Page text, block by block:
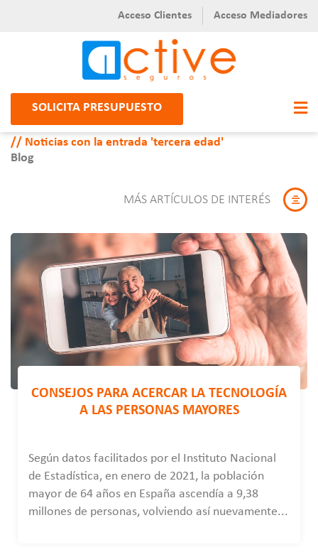
Acceso Clientes Acceso Mediadores
SOLICITA PRESUPUESTO
Noticias con la entrada 'tercera edad'
Blog
MÁS ARTÍCULOS DE INTERÉS
CONSEJOS PARA ACERCAR LA TECNOLOGÍA
A LAS PERSONAS MAYORES
Según datos facilitados por el Instituto Nacional
de Estadística, en enero de 2021, la población
mayor de 64 años en España ascendía a 9,38
millones de personas, volviendo así nuevamente...